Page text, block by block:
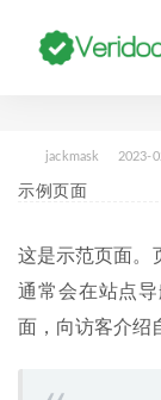
jackmask 2023-
示例页面
这是示范页面。
通常会在站点
面，向访客介绍